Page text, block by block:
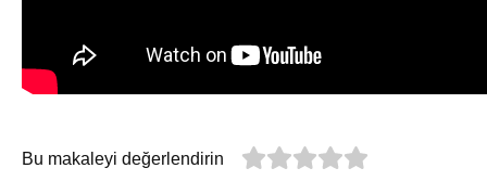
Bu makaleyi değerlendirin